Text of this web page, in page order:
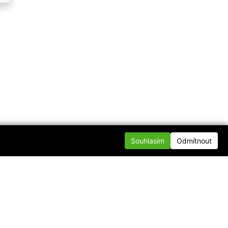
Souhlasím Odmítnout